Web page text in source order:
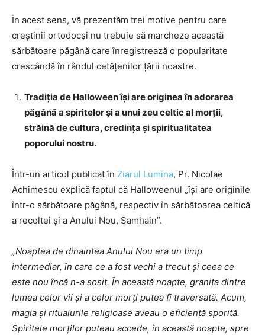
În acest sens, vă prezentăm trei motive pentru care
creştinii ortodocşi nu trebuie să marcheze această
sărbătoare păgână care înregistrează o popularitate
crescândă în rândul cetățenilor țării noastre.
Tradiţia de Halloween îşi are originea în adorarea
păgână a spiritelor şi a unui zeu celtic al morţii,
străină de cultura, credinţa şi spiritualitatea
poporului nostru.
Într-un articol publicat în Ziarul Lumina, Pr. Nicolae
Achimescu explică faptul că Halloweenul „îşi are originile
într-o sărbătoare păgână, respectiv în sărbătoarea celtică
a recoltei şi a Anului Nou, Samhain”.
„Noaptea de dinaintea Anului Nou era un timp
intermediar, în care ce a fost vechi a trecut şi ceea ce
este nou încă n-a sosit. În această noapte, graniţa dintre
lumea celor vii şi a celor morţi putea fi traversată. Acum,
magia şi ritualurile religioase aveau o eficienţă sporită.
Spiritele morţilor puteau accede, în această noapte, spre